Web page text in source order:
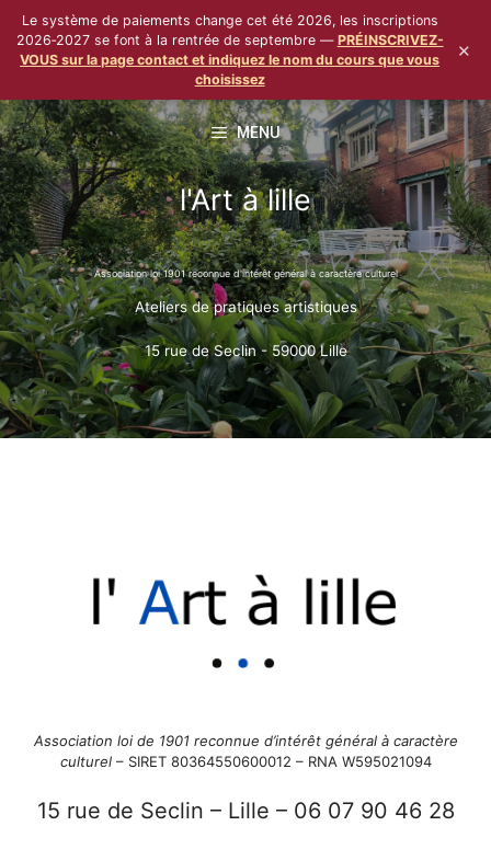
Aller
au
contenu
MENU
l'Art à lille
Association loi 1901 reconnue d'intérêt général à caractère culturel
Ateliers de pratiques artistiques
15 rue de Seclin - 59000 Lille
Association loi de 1901 reconnue d’intérêt général à caractère
culturel – SIRET 80364550600012 – RNA W595021094
15 rue de Seclin – Lille – 06 07 90 46 28
×
Le système de paiements change cet été 2026, les inscriptions
2026‑2027 se font à la rentrée de septembre — PRÉINSCRIVEZ-
VOUS sur la page contact et indiquez le nom du cours que vous
choisissez